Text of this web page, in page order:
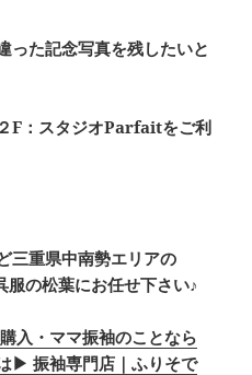
った記念写真を残したいと
F：スタジオParfaitをご利
三重県中南勢エリアの
の松葉にお任せ下さい♪
入・ママ振袖のことなら
▶ 振袖専門店｜ふりそで